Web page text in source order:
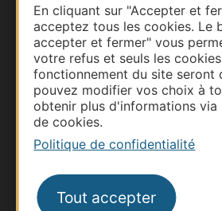
En cliquant sur "Accepter et
acceptez tous les cookies. Le
accepter et fermer" vous
votre refus et seuls les
fonctionnement du site seront
pouvez modifier vos choix à
obtenir plus d'informations
de cookies.
Politique de confidentialité
Tout accepter
Documentation
Thermalisme